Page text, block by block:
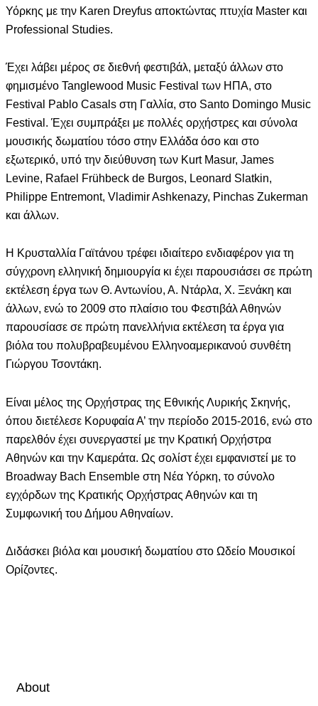
Υόρκης με την Karen Dreyfus αποκτώντας πτυχία Master και
Professional Studies.
Έχει λάβει μέρος σε διεθνή φεστιβάλ, μεταξύ άλλων στο
φημισμένο Tanglewood Music Festival των ΗΠΑ, στο
Festival Pablo Casals στη Γαλλία, στο Santo Domingo Music
Festival. Έχει συμπράξει με πολλές ορχήστρες και σύνολα
μουσικής δωματίου τόσο στην Ελλάδα όσο και στο
εξωτερικό, υπό την διεύθυνση των Kurt Masur, James
Levine, Rafael Frühbeck de Burgos, Leonard Slatkin,
Philippe Entremont, Vladimir Ashkenazy, Pinchas Zukerman
και άλλων.
Η Κρυσταλλία Γαϊτάνου τρέφει ιδιαίτερο ενδιαφέρον για τη
σύγχρονη ελληνική δημιουργία κι έχει παρουσιάσει σε πρώτη
εκτέλεση έργα των Θ. Αντωνίου, Α. Ντάρλα, Χ. Ξενάκη και
άλλων, ενώ το 2009 στο πλαίσιο του Φεστιβάλ Αθηνών
παρουσίασε σε πρώτη πανελλήνια εκτέλεση τα έργα για
βιόλα του πολυβραβευμένου Ελληνοαμερικανού συνθέτη
Γιώργου Τσοντάκη.
Είναι μέλος της Ορχήστρας της Εθνικής Λυρικής Σκηνής,
όπου διετέλεσε Κορυφαία Α’ την περίοδο 2015-2016, ενώ στο
παρελθόν έχει συνεργαστεί με την Κρατική Ορχήστρα
Αθηνών και την Καμεράτα. Ως σολίστ έχει εμφανιστεί με το
Broadway Bach Ensemble στη Νέα Υόρκη, το σύνολο
εγχόρδων της Κρατικής Ορχήστρας Αθηνών και τη
Συμφωνική του Δήμου Αθηναίων.
Διδάσκει βιόλα και μουσική δωματίου στο Ωδείο Μουσικοί
Ορίζοντες.
About